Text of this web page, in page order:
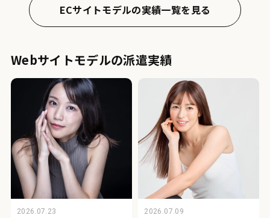
ECサイトモデルの実績一覧を見る
Webサイトモデルの派遣実績
2026.07.23 2026.07.09